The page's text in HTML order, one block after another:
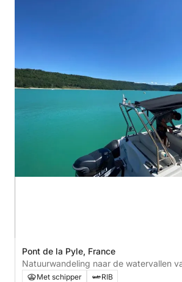
Pont de la Pyle, France
Natuurwandeling naar de watervallen
Vouglans: zwemmen en aperitief!
Met schipper
RIB